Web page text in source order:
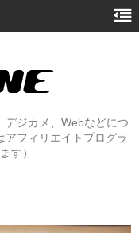
デジカメ、Webなどにつ
フィリエイトプログラ
す）